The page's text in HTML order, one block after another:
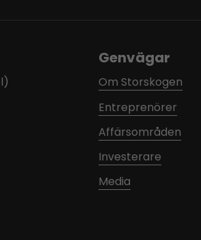
Genvägar
Om Storskogen
Entreprenörer
Affärsområden
Investerare
Media